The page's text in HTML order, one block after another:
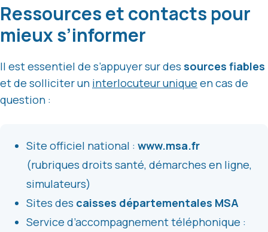
Ressources et contacts pour
mieux s’informer
Il est essentiel de s’appuyer sur des sources fiables
et de solliciter un interlocuteur unique en cas de
question :
Site officiel national : www.msa.fr
(rubriques droits santé, démarches en ligne,
simulateurs)
Sites des caisses départementales MSA
Service d’accompagnement téléphonique :